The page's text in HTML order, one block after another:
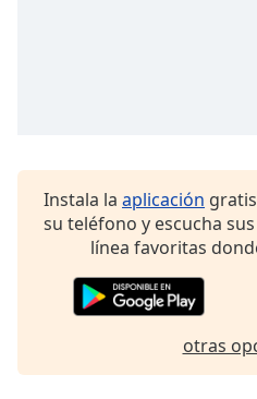
close
window.
Instala la aplicación
su teléfono y escucha
línea favoritas
otras